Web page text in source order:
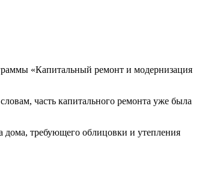
«Капитальный ремонт и модернизация
часть капитального ремонта уже была
дома, требующего облицовки и утепления